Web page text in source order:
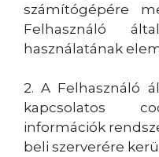
számítógépére
Felhasználó
használatának
2. A Felhasználó
kapcsolatos
információk
beli szerverére